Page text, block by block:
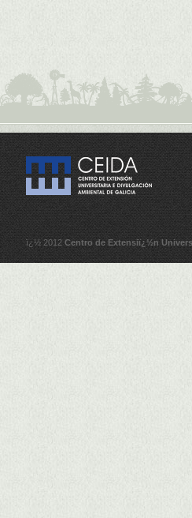
ï¿½ 2012 Centro de Extensiï¿½n